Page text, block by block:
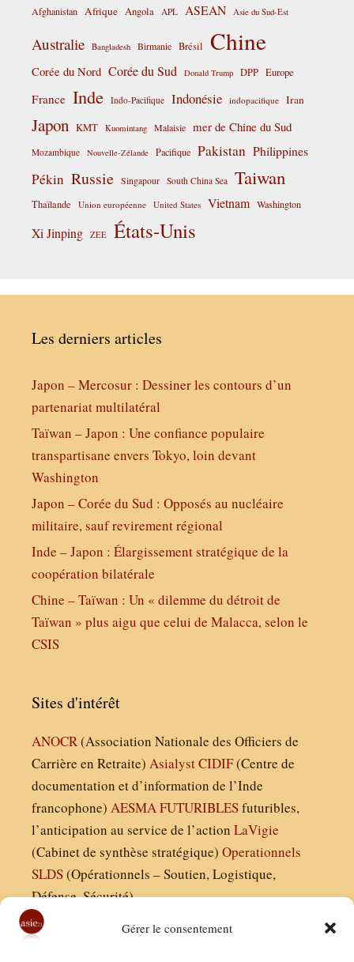
Gérer le consentement
Afghanistan Afrique Angola APL ASEAN Asie du Sud-Est
Australie Bangladesh Birmanie Brésil Chine
Corée du Nord Corée du Sud Donald Trump DPP Europe
France Inde Indo-Pacifique Indonésie indopacifique Iran
Japon KMT Kuomintang Malaisie mer de Chine du Sud
Mozambique Nouvelle-Zélande Pacifique Pakistan Philippines
Pékin Russie Singapour South China Sea Taiwan
Thaïlande Union européenne United States Vietnam Washington
Xi Jinping ZEE États-Unis
Les derniers articles
Japon – Mercosur : Dessiner les contours d’un
partenariat multilatéral
Taïwan – Japon : Une confiance populaire
transpartisane envers Tokyo, loin devant
Washington
Japon – Corée du Sud : Opposés au nucléaire
militaire, sauf revirement régional
Inde – Japon : Élargissement stratégique de la
coopération bilatérale
Chine – Taïwan : Un « dilemme du détroit de
Taïwan » plus aigu que celui de Malacca, selon le
CSIS
Sites d'intérêt
ANOCR(Association Nationale des Officiers de
Carrière en Retraite) AsialystCIDIF(Centre de
documentation et d’information de l’Inde
francophone) AESMAFUTURIBLESfuturibles,
l’anticipation au service de l’action LaVigie
(Cabinet de synthèse stratégique) Operationnels
SLDS(Opérationnels – Soutien, Logistique,
Défense, Sécurité)